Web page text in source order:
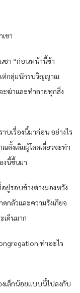
ขา
ชา “ก่อนหน้านี้ข้า
ต่กลุ่มนักรบวิญญาณ
ะฆ่าและทำลายทุกสิ่ง
บเรื่องนี้มาก่อน อย่างไร
ดั้งเดิมผู้โดดเดี่ยวจะทำ
งนี้ขึ้นมา
ยู่รอบข้างต่างมองหวัง
กลัวและความรังเกียจ
เด็นมาก
ทำอะไร
งเล็กน้อยแบบนี้ไปลงกับ